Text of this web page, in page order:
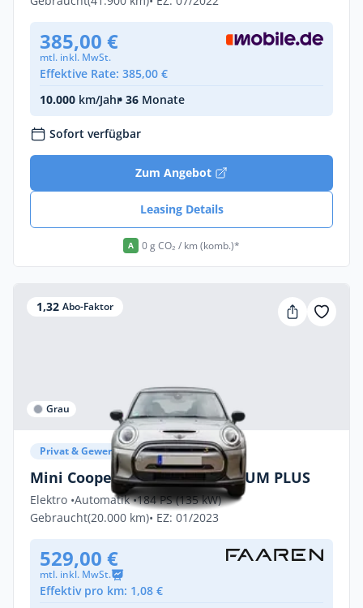
385,00 €
mtl. inkl. MwSt.
Effektive Rate: 385,00 €
10.000 km/Jahr• 36 Monate
Sofort verfügbar
Zum Angebot
Leasing Details
A 0 g CO₂ / km (komb.)*
1,32 Abo-Faktor
Grau
Privat & Gewerbe
Mini Cooper SE 3-Türer PREMIUM PLUS
Elektro •Automatik •184 PS (135 kW)
Gebraucht(20.000 km)• EZ: 01/2023
529,00 €
mtl. inkl. MwSt.
Effektiv pro km: 1,08 €